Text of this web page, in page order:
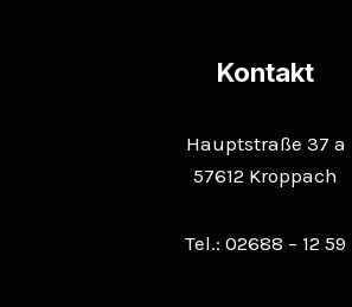
Kontakt
Hauptstraße 37 a
57612 Kroppach
Tel.: 02688 – 12 59